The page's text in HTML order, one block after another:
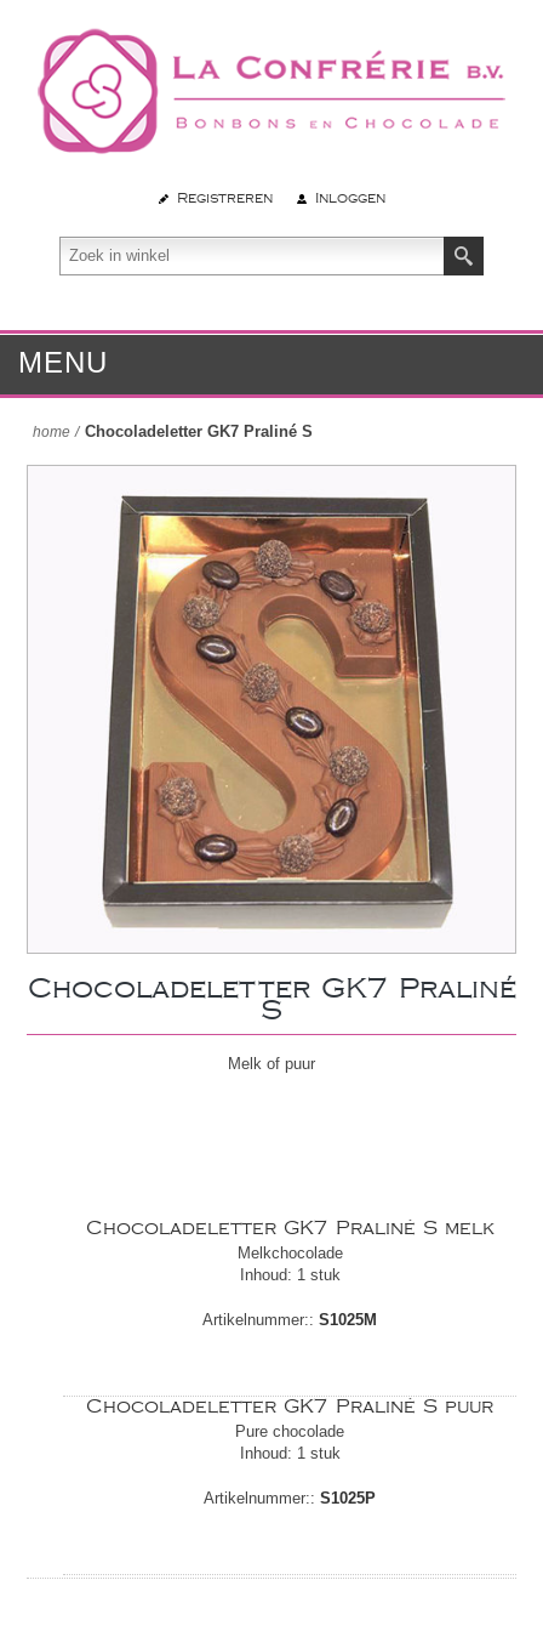
Registreren Inloggen
MENU
home / Chocoladeletter GK7 Praliné S
Chocoladeletter GK7 Praliné
S
Melk of puur
Chocoladeletter GK7 Praliné S melk
Melkchocolade
Inhoud: 1 stuk
Artikelnummer:: S1025M
Chocoladeletter GK7 Praliné S puur
Pure chocolade
Inhoud: 1 stuk
Artikelnummer:: S1025P